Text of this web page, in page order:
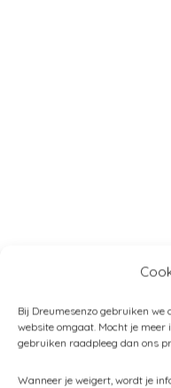
Bij Dreumesenzo gebruiken we
website omgaat. Mocht je meer
gebruiken raadpleeg dan ons
Wanneer je weigert, wordt je